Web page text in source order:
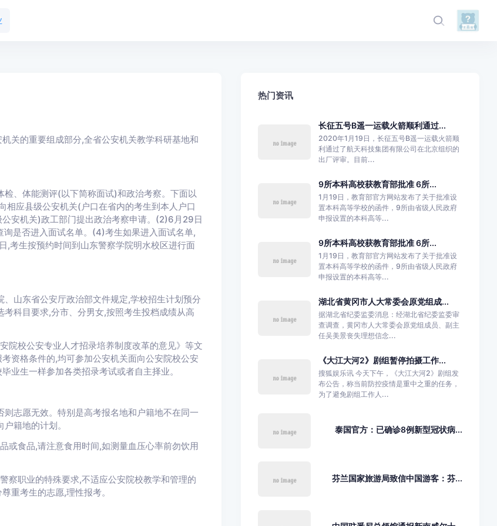
的重要组成部分,全省公安机关教学科研基地和
、体能测评(以下简称面试)和政治考察。下面以
应县级公安机关(户口在省内的考生到本人户口
安机关)政工部门提出政治考察申请。(2)6月29日
是否进入面试名单。(4)考生如果进入面试名单,
,考生按预约时间到山东警察学院明水校区进行面
山东省公安厅政治部文件规定,学校招生计划预分
科目要求,分市、分男女,按照考生投档成绩从高
校公安专业人才招录培养制度改革的意见》等文
资格条件的,均可参加公安机关面向公安院校公安
业生一样参加各类招录考试或者自主择业。
志愿无效。特别是高考报名地和户籍地不在同一
籍地的计划。
食品,请注意食用时间,如测量血压心率前勿饮用
职业的特殊要求,不适应公安院校教学和管理的
重考生的志愿,理性报考。
热门资讯
长征五号B遥一运载火箭顺利通过...
2020年1月19日，长征五号B遥一运载火箭顺
利通过了航天科技集团有限公司在北京组织的
出厂评审。目前...
9所本科高校获教育部批准 6所...
1月19日，教育部官方网站发布了关于批准设
置本科高等学校的函件，9所由省级人民政府
申报设置的本科高等...
9所本科高校获教育部批准 6所...
1月19日，教育部官方网站发布了关于批准设
置本科高等学校的函件，9所由省级人民政府
申报设置的本科高等...
湖北省黄冈市人大常委会原党组成...
据湖北省纪委监委消息：经湖北省纪委监委审
查调查，黄冈市人大常委会原党组成员、副主
任吴美景丧失理想信念...
《大江大河2》剧组暂停拍摄工作...
搜狐娱乐讯 今天下午，《大江大河2》剧组发
布公告，称当前防控疫情是重中之重的任务，
为了避免剧组工作人...
泰国官方：已确诊8例新型冠状病...
芬兰国家旅游局致信中国游客：芬...